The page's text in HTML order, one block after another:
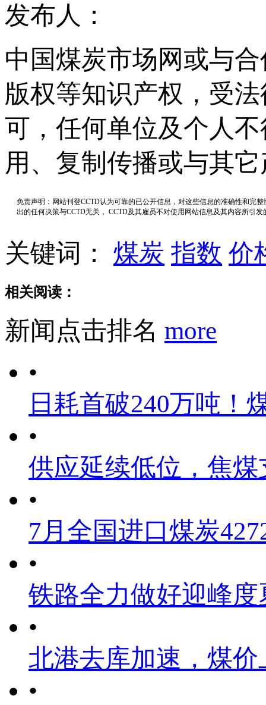
发布人：
中国煤炭市场网或与
版权等知识产权，受
可，任何单位及个人
用、复制传播或与其
免责声明：网站刊登CCTD认为可靠的已公开信息，对这些信息的准确性和完
出的任何决策与CCTD无关， CCTD及其雇员不对使用网站信息及其内容所引
关键词： 煤炭 指数 价
相关阅读：
新闻点击排名 more
•
日耗首破240万吨！
•
供应延续低位，焦煤
•
7月全国进口煤炭
•
铁路全力做好迎峰
•
北港去库加速，煤
•